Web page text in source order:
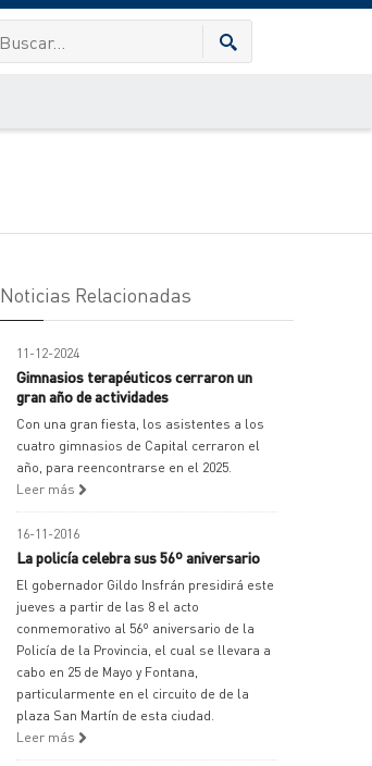
Noticias Relacionadas
11-12-2024
Gimnasios terapéuticos cerraron un
gran año de actividades
Con una gran fiesta, los asistentes a los
cuatro gimnasios de Capital cerraron el
año, para reencontrarse en el 2025.
Leer más
16-11-2016
La policía celebra sus 56º aniversario
El gobernador Gildo Insfrán presidirá este
jueves a partir de las 8 el acto
conmemorativo al 56º aniversario de la
Policía de la Provincia, el cual se llevara a
cabo en 25 de Mayo y Fontana,
particularmente en el circuito de de la
plaza San Martín de esta ciudad.
Leer más